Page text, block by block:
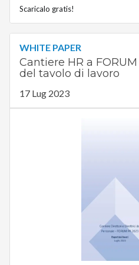
Scaricalo gratis!
WHITE PAPER
Cantiere HR a
del tavolo di lavoro
17 Lug 2023